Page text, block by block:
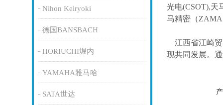
Nihon Keiryoki
德国BANSBACH
HORIUCHI堀内
YAMAHA雅马哈
SATA世达
光电(CSOT),天
马精密（
江西省江崎
现共同发展。